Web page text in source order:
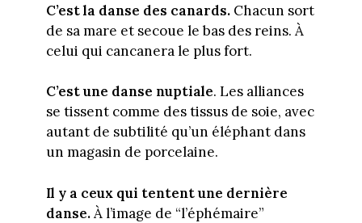
C’est la danse des canards.Chacun sort
de sa mare et secoue le bas des reins. À
celui qui cancanera le plus fort.
C’est une danse nuptiale. Les alliances
se tissent comme des tissus de soie, avec
autant de subtilité qu’un éléphant dans
un magasin de porcelaine.
Il y a ceux qui tentent une dernière
danse.À l’image de “l’éphémaire”